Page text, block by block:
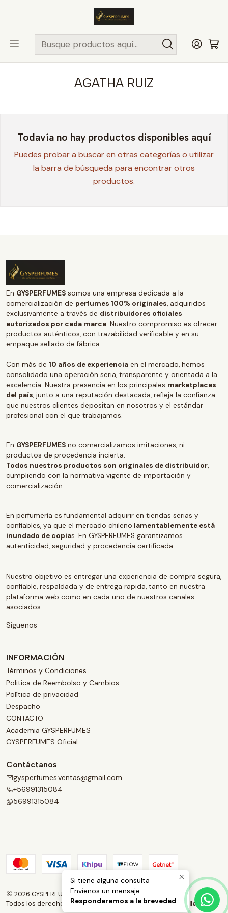
en compras hasta las 13Hrs, valido solo en
Comunas ..>>
Inicio PERFUMES Y COLONIAS AGATHA RUIZ
AGATHA RUIZ
Todavía no hay productos disponibles aquí
Puedes probar a buscar en otras categorías o utilizar
la barra de búsqueda para encontrar otros
productos.
En GYSPERFUMES somos una empresa dedicada a la
comercialización de perfumes 100% originales, adquiridos
exclusivamente a través de distribuidores oficiales
autorizados por cada marca. Nuestro compromiso es ofrecer
productos auténticos, con trazabilidad verificable y en su
empaque sellado de fábrica.
Con más de 10 años de experiencia en el mercado, hemos
consolidado una operación seria, transparente y orientada a la
excelencia. Nuestra presencia en los principales marketplaces
del país, junto a una reputación destacada, refleja la confianza
que nuestros clientes depositan en nosotros y el estándar
profesional con el que trabajamos.
En GYSPERFUMES no comercializamos imitaciones, ni
productos de procedencia incierta.
Todos nuestros productos son originales de distribuidor,
cumpliendo con la normativa vigente de importación y
comercialización.
En perfumería es fundamental adquirir en tiendas serias y
confiables, ya que el mercado chileno lamentablemente está
inundado de copias. En GYSPERFUMES garantizamos
autenticidad, seguridad y procedencia certificada.
Nuestro objetivo es entregar una experiencia de compra segura,
confiable, respaldada y de entrega rapida, tanto en nuestra
plataforma web como en cada uno de nuestros canales
asociados.
Síguenos
INFORMACIÓN
Términos y Condiciones
Politica de Reembolso y Cambios
Política de privacidad
Despacho
CONTACTO
Academia GYSPERFUMES
GYSPERFUMES Oficial
Contáctanos
gysperfumes.ventas@gmail.com
+56991315084
56991315084
2026 GYSPERFUMES.
Todos los derechos reservados.Desarrollado por Jumpseller
Si tiene alguna consulta
Envíenos un mensaje
Responderemos a la brevedad